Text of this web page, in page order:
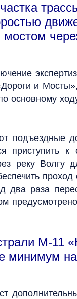
и
основному
подъездные
к
реку Волгу
проход
два раза
М-11
минимум